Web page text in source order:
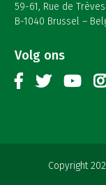
59-61, Rue de Trèves
B-1040 Brussel –
Volg ons
Copyright